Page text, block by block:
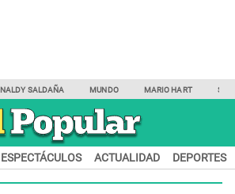
NALDY SALDAÑA MUNDO MARIO HART
ESPECTÁCULOS ACTUALIDAD DEPORTES